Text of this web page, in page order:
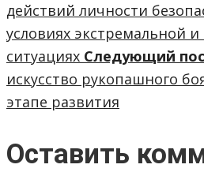
действий личности
условиях экстремальной
ситуациях Следующий
искусство рукопашного
этапе развития
Оставить